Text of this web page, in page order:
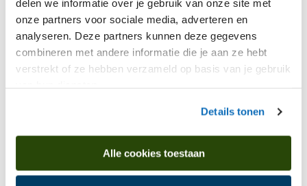
delen we informatie over je gebruik van onze site met
onze partners voor sociale media, adverteren en
analyseren. Deze partners kunnen deze gegevens
combineren met andere informatie die je aan ze hebt
verstrekt of ze hebben verzameld op basis van je gebruik
Details tonen
Alle cookies toestaan
Is het museum goed toegankelijk
voor mensen met een beperking?
Mag mijn hond mee in het museum?